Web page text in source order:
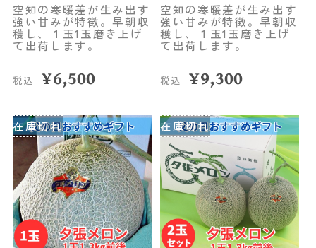
空知の寒暖差が生み出す
強い甘みが特徴。早朝収
穫し、１玉1玉磨き上げ
て出荷します。
税込 ¥6,500
空知の寒暖差が生み出す
強い甘みが特徴。早朝収
穫し、１玉1玉磨き上げ
て出荷します。
税込 ¥9,300
在庫切れ 在庫切れ